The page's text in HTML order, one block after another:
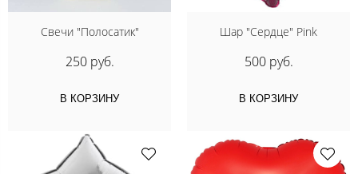
Свечи "Полосатик"
250 руб.
В КОРЗИНУ
Шар "Сердце" Pink
500 руб.
В КОРЗИНУ